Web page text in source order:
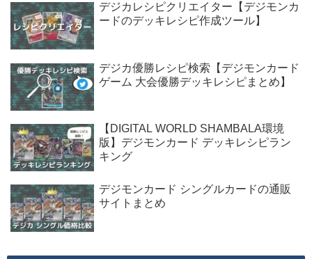
デジカレシピクリエイター【デジモンカ
ードのデッキレシピ作成ツール】
デジカ優勝レシピ検索【デジモンカード
ゲーム 大会優勝デッキレシピまとめ】
【DIGITAL WORLD SHAMBALA環境
版】デジモンカード デッキレシピラン
キング
デジモンカード シングルカードの通販
サイトまとめ